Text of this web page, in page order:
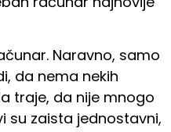
Naravno, samo
da nema nekih
traje, da nije mnogo
su zaista jednostavni,